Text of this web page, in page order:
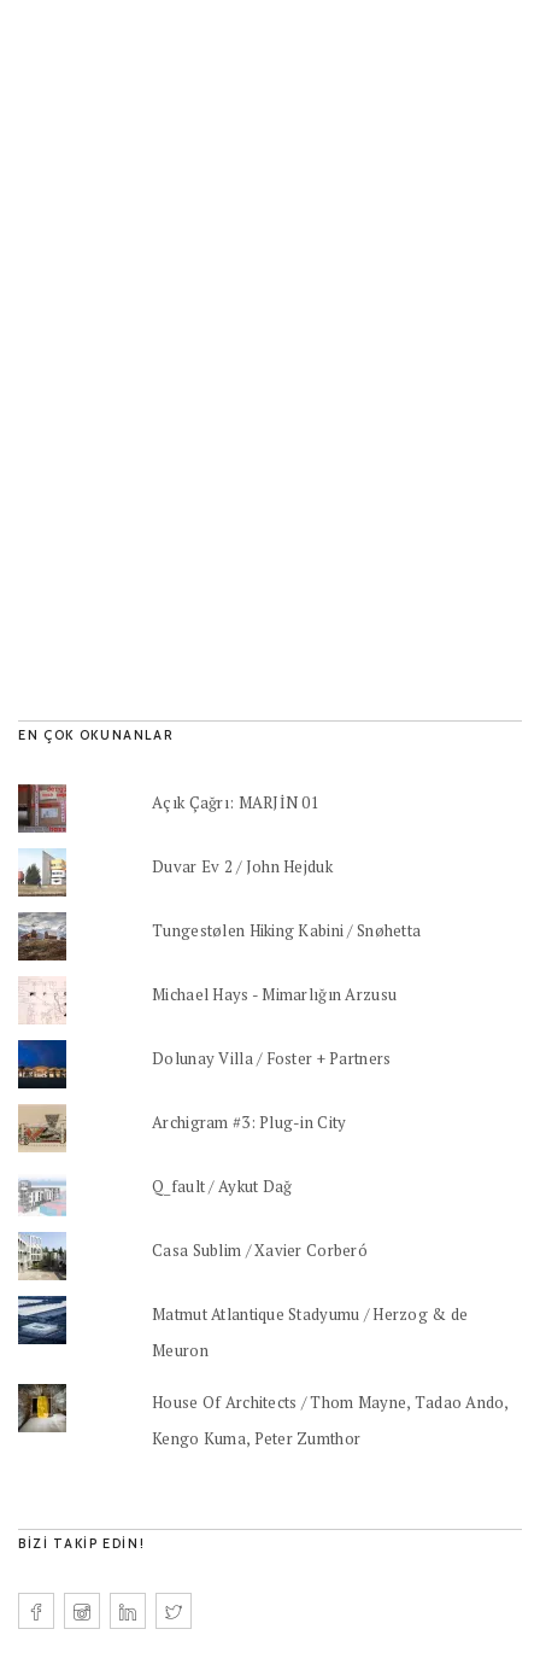
EN ÇOK OKUNANLAR
Açık Çağrı: MARJİN 01
Duvar Ev 2 / John Hejduk
Tungestølen Hiking Kabini / Snøhetta
Michael Hays - Mimarlığın Arzusu
Dolunay Villa / Foster + Partners
Archigram #3: Plug-in City
Q_fault / Aykut Dağ
Casa Sublim / Xavier Corberó
Matmut Atlantique Stadyumu / Herzog & de
Meuron
House Of Architects / Thom Mayne, Tadao Ando,
Kengo Kuma, Peter Zumthor
BIZI TAKIP EDIN!